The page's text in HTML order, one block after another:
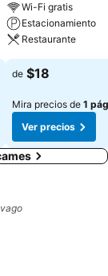
Wi-Fi gratis
Estacionamiento
Restaurante
de $18
Mira precios de 1
Ver precios